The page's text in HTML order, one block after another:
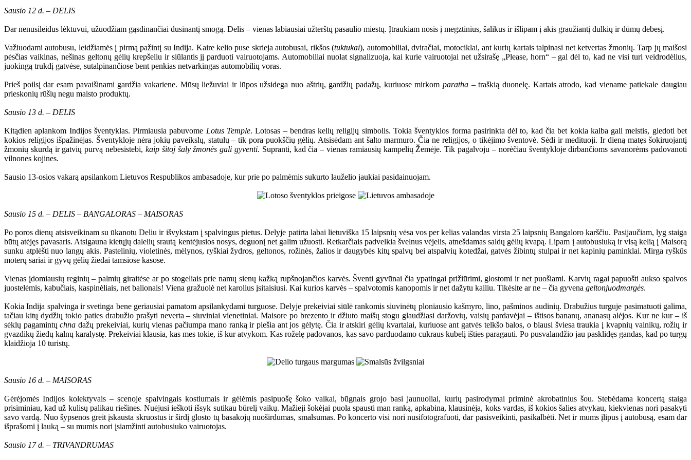
Sausio 12 d. – DELIS
Dar nenusileidus lėktuvui, užuodžiam gąsdinančiai dusinantį smogą. Delis – vienas labiausiai užterštų pasaulio miestų. Įtraukiam nosis į megztinius, šalikus ir išlipam į akis graužiantį dulkių ir dūmų debesį.
Važiuodami autobusu, leidžiamės į pirmą pažintį su Indija. Kaire kelio puse skrieja autobusai, rikšos (tuktukai), automobiliai, dviračiai, motociklai, ant kurių kartais talpinasi net ketvertas žmonių. Tarp jų maišosi
pėsčias vaikinas, nešinas geltonų gėlių krepšeliu ir siūlantis jį parduoti vairuotojams. Automobiliai nuolat signalizuoja, kai kurie vairuotojai net užsirašę „Please, horn“ – gal dėl to, kad ne visi turi veidrodėlius,
juokingą trukdį gatvėse, sutalpinančiose bent penkias netvarkingas automobilių voras.
Prieš poilsį dar esam pavaišinami gardžia vakariene. Mūsų liežuviai ir lūpos užsidega nuo aštrių, gardžių padažų, kuriuose mirkom paratha – traškią duonelę. Kartais atrodo, kad viename patiekale daugiau
prieskonių rūšių negu maisto produktų.
Sausio 13 d. – DELIS
Kitądien aplankom Indijos šventyklas. Pirmiausia pabuvome Lotus Temple. Lotosas – bendras kelių religijų simbolis. Tokia šventyklos forma pasirinkta dėl to, kad čia bet kokia kalba gali melstis, giedoti bet
kokios religijos išpažinėjas. Šventykloje nėra jokių paveikslų, statulų – tik pora puokščių gėlių. Atsisėdam ant šalto marmuro. Čia ne religijos, o tikėjimo šventovė. Sėdi ir medituoji. Ir dieną matęs šokiruojantį
žmonių skurdą ir gatvių purvą nebesistebi, kaip šitoj šaly žmonės gali gyventi. Supranti, kad čia – vienas ramiausių kampelių Žemėje. Tik pagalvoju – norėčiau šventykloje dirbančioms savanorėms padovanoti
vilnones kojines.
Sausio 13-osios vakarą apsilankom Lietuvos Respublikos ambasadoje, kur prie po palmėmis sukurto lauželio jaukiai pasidainuojam.
Sausio 15 d. – DELIS – BANGALORAS – MAISORAS
Po poros dienų atsisveikinam su ūkanotu Deliu ir išvykstam į spalvingus pietus. Delyje patirta labai lietuviška 15 laipsnių vėsa vos per kelias valandas virsta 25 laipsnių Bangaloro karščiu. Pasijaučiam, lyg staiga
būtų atėjęs pavasaris. Atsigauna kietųjų dalelių srautą kentėjusios nosys, deguonį net galim užuosti. Retkarčiais padvelkia švelnus vėjelis, atnešdamas saldų gėlių kvapą. Lipam į autobusiuką ir visą kelią į Maisorą
sunku atplėšti nuo langų akis. Pastelinių, violetinės, mėlynos, ryškiai žydros, geltonos, rožinės, žalios ir daugybės kitų spalvų bei atspalvių kotedžai, gatvės žibintų stulpai ir net kapinių paminklai. Mirga ryškūs
moterų sariai ir gyvų gėlių žiedai tamsiose kasose.
Vienas įdomiausių reginių – palmių giraitėse ar po stogeliais prie namų sienų kažką rupšnojančios karvės. Šventi gyvūnai čia ypatingai prižiūrimi, glostomi ir net puošiami. Karvių ragai papuošti aukso spalvos
juostelėmis, kabučiais, kaspinėliais, net balionais! Viena gražuolė net karolius įsitaisiusi. Kai kurios karvės – spalvotomis kanopomis ir net dažytu kailiu. Tikėsite ar ne – čia gyvena geltonjuodmargės.
Kokia Indija spalvinga ir svetinga bene geriausiai pamatom apsilankydami turguose. Delyje prekeiviai siūlė rankomis siuvinėtų ploniausio kašmyro, lino, pašminos audinių. Drabužius turguje pasimatuoti galima,
tačiau kitų dydžių tokio paties drabužio prašyti neverta – siuviniai vienetiniai. Maisore po brezento ir džiuto maišų stogu glaudžiasi daržovių, vaisių pardavėjai – ištisos bananų, ananasų alėjos. Kur ne kur – iš
sėklų pagamintųchna dažų prekeiviai, kurių vienas pačiumpa mano ranką ir piešia ant jos gėlytę. Čia ir atskiri gėlių kvartalai, kuriuose ant gatvės telkšo balos, o blausi šviesa traukia į kvapnių vainikų, rožių ir
gvazdikų žiedų kalnų karalystę. Prekeiviai klausia, kas mes tokie, iš kur atvykom. Kas roželę padovanos, kas savo parduodamo cukraus kubelį išties paragauti. Po pusvalandžio jau pasklidęs gandas, kad po turgų
klaidžioja 10 turistų.
Sausio 16 d. – MAISORAS
Gėrėjomės Indijos kolektyvais – scenoje spalvingais kostiumais ir gėlėmis pasipuošę šoko vaikai, būgnais grojo basi jaunuoliai, kurių pasirodymai priminė akrobatinius šou. Stebėdama koncertą staiga
prisiminiau, kad už kulisų palikau riešines. Nuėjusi ieškoti išsyk sutikau būrelį vaikų. Mažieji šokėjai puola spausti man ranką, apkabina, klausinėja, koks vardas, iš kokios šalies atvykau, kiekvienas nori pasakyti
savo vardą. Nuo šypsenos greit įskausta skruostus ir širdį glosto tų basakojų nuoširdumas, smalsumas. Po koncerto visi nori nusifotografuoti, dar pasisveikinti, pasikalbėti. Net ir mums įlipus į autobusą, esam dar
išprašomi į lauką – su mumis nori įsiamžinti autobusiuko vairuotojas.
Sausio 17 d. – TRIVANDRUMAS